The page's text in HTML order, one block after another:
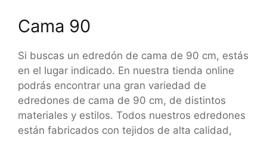
Cama 90
Si buscas un edredón de cama de 90 cm, estás
en el lugar indicado. En nuestra tienda online
podrás encontrar una gran variedad de
edredones de cama de 90 cm, de distintos
materiales y estilos. Todos nuestros edredones
están fabricados con tejidos de alta calidad,